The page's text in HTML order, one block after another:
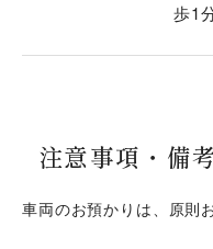
歩1
注意事項・ 備
車両のお預かりは、原則